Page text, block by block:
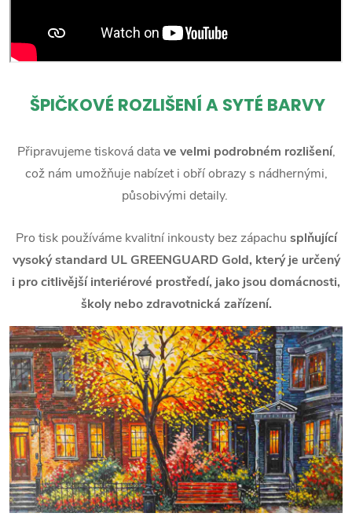
ŠPIČKOVÉ ROZLIŠENÍ A SYTÉ BARVY
Připravujeme tisková datave velmi podrobném rozlišení,
což nám umožňuje nabízet i obří obrazy s nádhernými,
působivými detaily.
Pro tisk používáme kvalitní inkousty bez zápachu splňující
vysoký standard UL GREENGUARD Gold, který je určený
i pro citlivější interiérové prostředí, jako jsou domácnosti,
školy nebo zdravotnická zařízení.